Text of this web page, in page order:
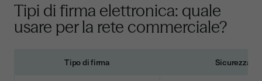
Tipi di firma elettronica: quale
usare per la rete commerciale?
Tipo di firma Sicurezza